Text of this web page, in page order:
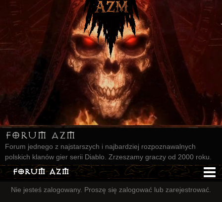
Forum AZM
Forum jednego z najstarszych i najbardziej rozpoznawalnych
polskich klanów gier serii Diablo. Zrzeszamy graczy od 2000 roku.
Forum AZM
Strona AZM
Nie jesteś zalogowany. Proszę się zalogować lub zarejestrować.